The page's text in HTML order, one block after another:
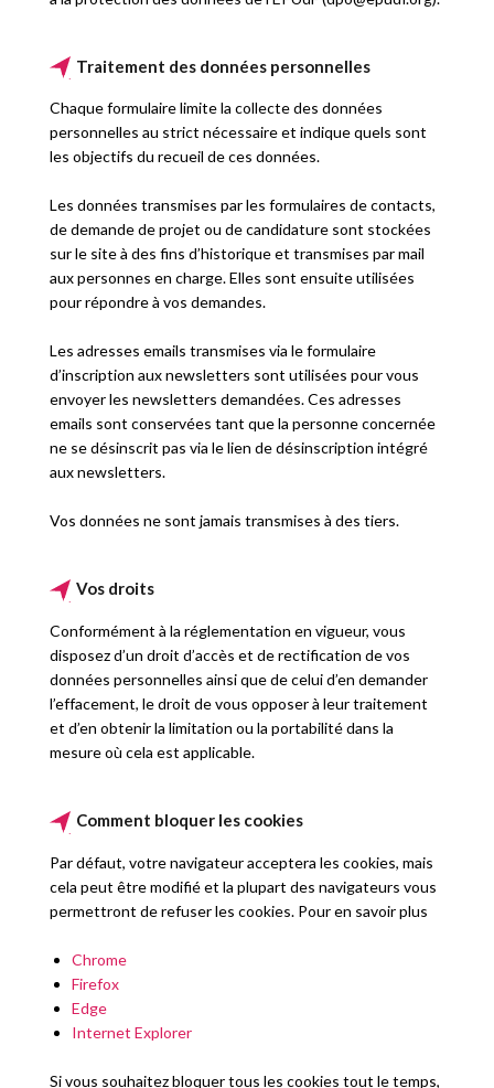
Traitement des données personnelles
Chaque formulaire limite la collecte des données
personnelles au strict nécessaire et indique quels sont
les objectifs du recueil de ces données.
Les données transmises par les formulaires de contacts,
de demande de projet ou de candidature sont stockées
sur le site à des fins d’historique et transmises par mail
aux personnes en charge. Elles sont ensuite utilisées
pour répondre à vos demandes.
Les adresses emails transmises via le formulaire
d’inscription aux newsletters sont utilisées pour vous
envoyer les newsletters demandées. Ces adresses
emails sont conservées tant que la personne concernée
ne se désinscrit pas via le lien de désinscription intégré
aux newsletters.
Vos données ne sont jamais transmises à des tiers.
Vos droits
Conformément à la réglementation en vigueur, vous
disposez d’un droit d’accès et de rectification de vos
données personnelles ainsi que de celui d’en demander
l’effacement, le droit de vous opposer à leur traitement
et d’en obtenir la limitation ou la portabilité dans la
mesure où cela est applicable.
Comment bloquer les cookies
Par défaut, votre navigateur acceptera les cookies, mais
cela peut être modifié et la plupart des navigateurs vous
permettront de refuser les cookies. Pour en savoir plus
Chrome
Firefox
Edge
Internet Explorer
Si vous souhaitez bloquer tous les cookies tout le temps,